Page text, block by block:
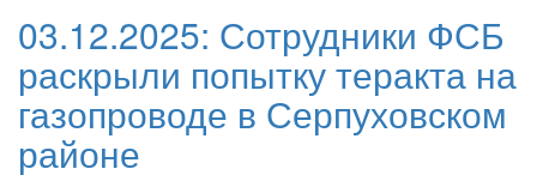
03.12.2025: Сотрудники ФСБ
раскрыли попытку теракта на
газопроводе в Серпуховском
районе